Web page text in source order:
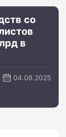
со
в
04.08.2025